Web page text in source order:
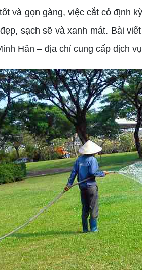
và gọn gàng, việc cắt cỏ định
sạch sẽ và xanh mát. Bài
Hân – địa chỉ cung cấp dịch